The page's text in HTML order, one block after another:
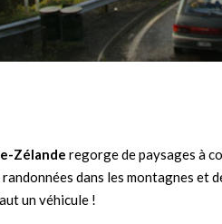
Zélande regorge de paysages à
dans les montagnes et
un véhicule !